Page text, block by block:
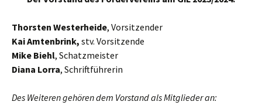
Thorsten Westerheide, Vorsitzender
Kai Amtenbrink, stv. Vorsitzende
Mike Biehl, Schatzmeister
Diana Lorra, Schriftführerin
Des Weiteren gehören dem Vorstand als Mitglieder an: